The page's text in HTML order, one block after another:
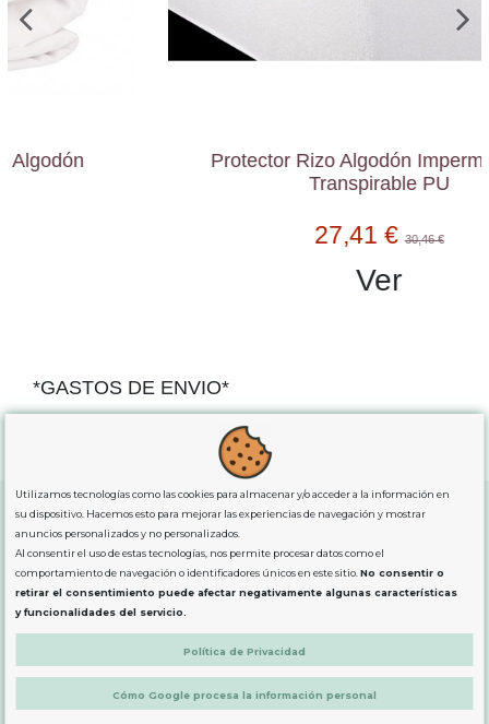
Protector Rizo Algodón Impermeable y
Transpirable PU
*GASTOS DE ENVIO*
para compras superiores a 80€
exclusiva para la peninsula.
SOBRE NOSOTROS
LEGAL
PRODUCTOS
Utilizamos tecnologías como las cookies para almacenar y/o acceder a la información en
su dispositivo. Hacemos esto para mejorar las experiencias de navegación y mostrar
anuncios personalizados y no personalizados.
Al consentir el uso de estas tecnologías, nos permite procesar datos como el
comportamiento de navegación o identificadores únicos en este sitio.No consentir o
retirar el consentimiento puede afectar negativamente algunas características
y funcionalidades del servicio.
Política de Privacidad
Cómo Google procesa la información personal